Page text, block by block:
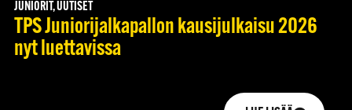
JUNIORIT, UUTISET
TPS Juniorijalkapallon kausijulkaisu 2026
nyt luettavissa